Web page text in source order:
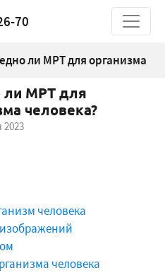
70
ли МРТ для организма
ли МРТ для
человека?
2023
человека
человека